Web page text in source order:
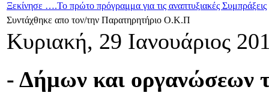
Ξεκίνησε ….Το πρώτο πρόγραμμα για τις αναπτυξιακές Συμπράξεις
Συντάχθηκε απο τον/την Παρατηρητήριο Ο.Κ.Π
Κυριακή, 29 Ιανουάριος
- Δήμων και οργανώσεων